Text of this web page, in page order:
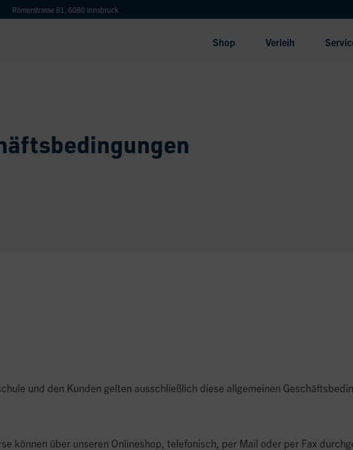
Römerstrasse 81, 6080 Innsbruck
Shop Verleih
und den Kunden gelten ausschließlich diese allgemeinen
können über unseren Onlineshop, telefonisch, per Mail oder per Fax